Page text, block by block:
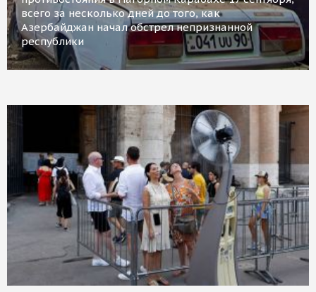
всего за несколько дней до того, как
Азербайджан начал обстрел непризнанной
республики